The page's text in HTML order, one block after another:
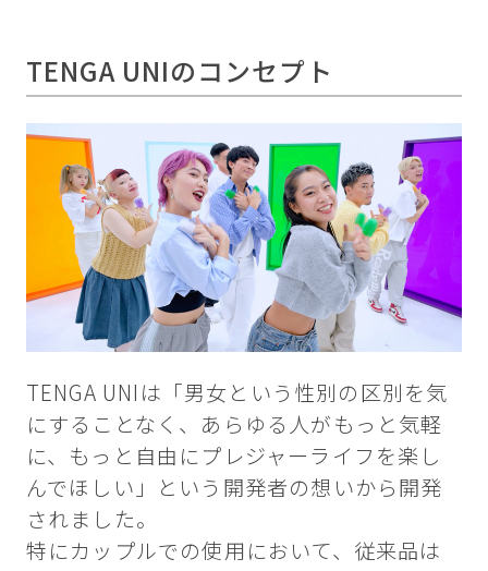
TENGA UNIのコンセプト
TENGA UNIは「男女という性別の区別を気
にすることなく、あらゆる人がもっと気軽
に、もっと自由にプレジャーライフを楽し
んでほしい」という開発者の想いから開発
されました。
特にカップルでの使用において、従来品は